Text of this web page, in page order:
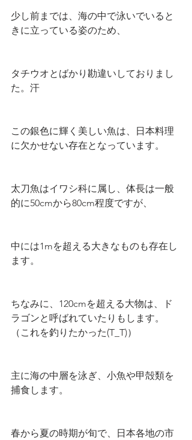
少し前までは、海の中で泳いでいると
きに立っている姿のため、
タチウオとばかり勘違いしておりまし
た。汗
この銀色に輝く美しい魚は、日本料理
に欠かせない存在となっています。
太刀魚はイワシ科に属し、体長は一般
的に50cmから80cm程度ですが、
中には1mを超える大きなものも存在し
ます。
ちなみに、120cmを超える大物は、ド
ラゴンと呼ばれていたりもします。
（これを釣りたかった(T_T)）
主に海の中層を泳ぎ、小魚や甲殻類を
捕食します。
春から夏の時期が旬で、日本各地の市